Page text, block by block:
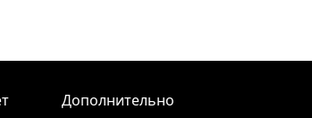
Дополнительно